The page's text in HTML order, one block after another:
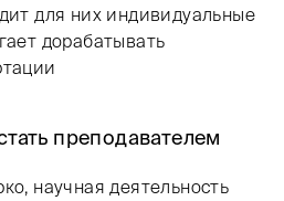
для них индивидуальные
дорабатывать
преподавателем
научная деятельность